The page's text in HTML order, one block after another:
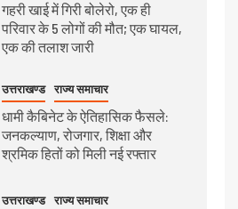
गहरी खाई में गिरी बोलेरो, एक ही
परिवार के 5 लोगों की मौत; एक घायल,
एक की तलाश जारी
उत्तराखण्ड राज्य समाचार
धामी कैबिनेट के ऐतिहासिक फैसले:
जनकल्याण, रोजगार, शिक्षा और
श्रमिक हितों को मिली नई रफ्तार
उत्तराखण्ड राज्य समाचार